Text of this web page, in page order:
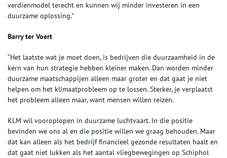
verdienmodel terecht en kunnen wij minder investeren in een
duurzame oplossing.”
Barry ter Voert
“Het laatste wat je moet doen, is bedrijven die duurzaamheid in de
kern van hun strategie hebben kleiner maken. Dan worden minder
duurzame maatschappijen alleen maar groter en dat gaat je niet
helpen om het klimaat­­probleem op te lossen. Sterker, je verplaatst
het probleem alleen maar, want mensen willen reizen.
KLM wil vooroplopen in duurzame luchtvaart. In die positie
bevinden we ons al en die positie willen we graag behouden. Maar
dat kan alleen als het bedrijf financieel gezonde resultaten haalt en
dat gaat niet lukken als het aantal vliegbewegingen op Schiphol